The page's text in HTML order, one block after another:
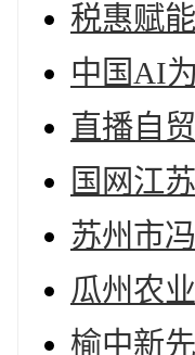
税惠赋
中国AI
直播自
国网江
苏州市
瓜州农
榆中新